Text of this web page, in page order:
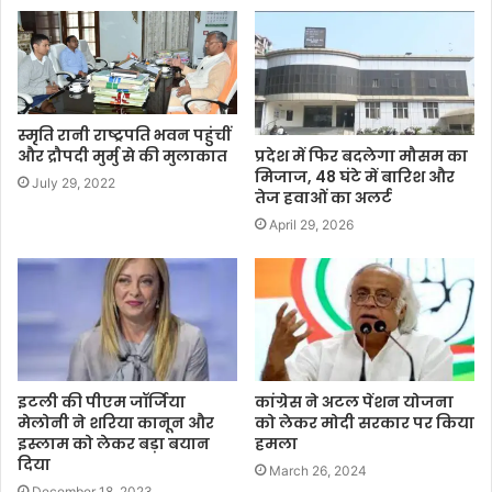
स्मृति रानी राष्ट्रपति भवन पहुंचीं
और द्रौपदी मुर्मु से की मुलाकात
July 29, 2022
प्रदेश में फिर बदलेगा मौसम का
मिजाज, 48 घंटे में बारिश और
तेज हवाओं का अलर्ट
April 29, 2026
इटली की पीएम जॉर्जिया
मेलोनी ने शरिया कानून और
इस्लाम को लेकर बड़ा बयान
दिया
कांग्रेस ने अटल पेंशन योजना
को लेकर मोदी सरकार पर किया
हमला
March 26, 2024